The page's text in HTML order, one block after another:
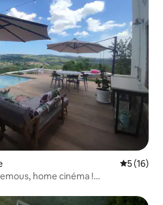
5 (16)
home cinéma !